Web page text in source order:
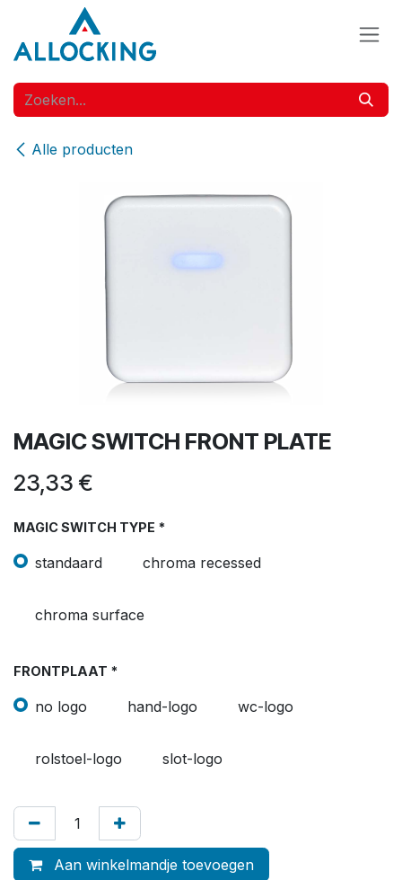
Overslaan naar inhoud
Alle producten
MAGIC SWITCH FRONT PLATE
23,33 €
MAGIC SWITCH TYPE *
standaard chroma recessed
chroma surface
FRONTPLAAT *
no logo hand-logo wc-logo
rolstoel-logo slot-logo
Aan winkelmandje toevoegen